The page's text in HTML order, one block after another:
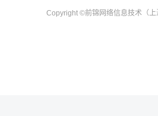
Copyright ©前锦网络信息技术（上